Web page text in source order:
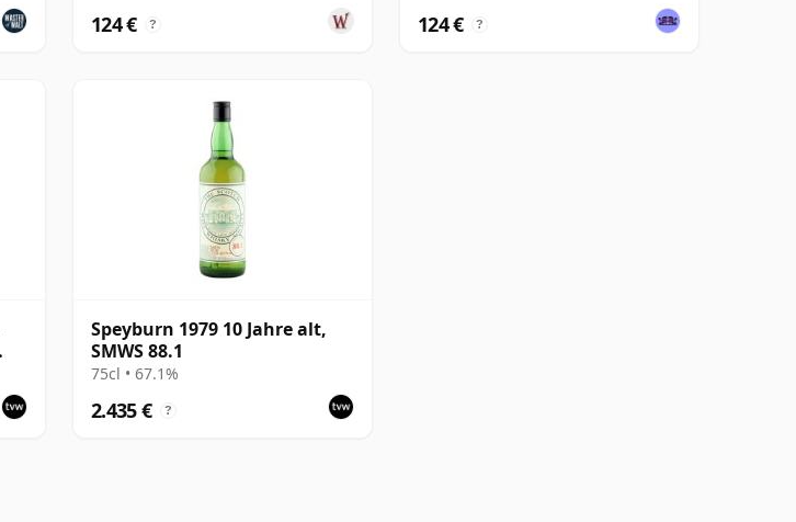
124 € ? 124 € ?
Speyburn 1979 10 Jahre alt,
SMWS 88.1
75cl • 67.1%
2.435 € ?